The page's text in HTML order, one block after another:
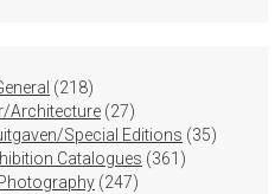
218218
producten
Architecture 2727
producten
Special Editions 3535
Catalogues 361 361
247247